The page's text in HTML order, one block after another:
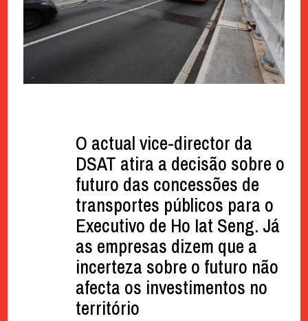
O actual vice-director da
DSAT atira a decisão sobre o
futuro das concessões de
transportes públicos para o
Executivo de Ho Iat Seng. Já
as empresas dizem que a
incerteza sobre o futuro não
afecta os investimentos no
território